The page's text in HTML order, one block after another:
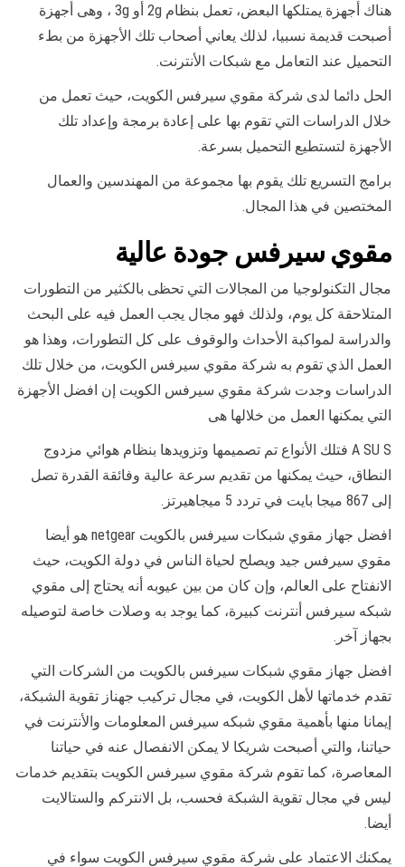
هناك أجهزة يمتلكها البعض، تعمل بنظام 2g أو 3g ، وهى أجهزة
أصبحت قديمة نسبيا، لذلك يعاني أصحاب تلك الأجهزة من بطء
التحميل عند التعامل مع شبكات الأنترنت.
الحل دائما لدى شركة مقوي سيرفس الكويت، حيث تعمل من
خلال الدراسات التي تقوم بها على إعادة برمجة وإعداد تلك
الأجهزة لتستطيع التحميل بسرعة.
برامج التسريع تلك يقوم بها مجموعة من المهندسين والعمال
المختصين في هذا المجال.
مقوي سيرفس جودة عالية
مجال التكنولوجيا من المجالات التي تحظى بالكثير من التطورات
المتلاحقة كل يوم، ولذلك فهو مجال يجب العمل فيه على البحث
والدراسة لمواكبة الأحداث والوقوف على كل التطورات، وهذا هو
العمل الذي تقوم به شركة مقوي سيرفس الكويت، من خلال تلك
الدراسات وجدت شركة مقوي سيرفس الكويت إن افضل الأجهزة
التي يمكنها العمل من خلالها هى
A SU S فتلك الأنواع تم تصميمها وتزويدها بنظام هوائي مزدوج
النطاق، حيث يمكنها من تقديم سرعة عالية وفائقة القدرة تصل
إلى 867 ميجا بايت في تردد 5 ميجاهيرتز.
افضل جهاز مقوي شبكات سيرفس بالكويت netgear هو أيضا
مقوي سيرفس جيد ويصلح لحياة الناس في دولة الكويت، حيث
الانفتاح على العالم، وإن كان من بين عيوبه أنه يحتاج إلى مقوي
شبكه سيرفس أنترنت كبيرة، كما يوجد به وصلات خاصة لتوصيله
بجهاز آخر.
افضل جهاز مقوي شبكات سيرفس بالكويت من الشركات التي
تقدم خدماتها لأهل الكويت، في مجال تركيب جهناز تقوية الشبكة،
إيمانا منها بأهمية مقوي شبكه سيرفس المعلومات والأنترنت في
حياتنا، والتي أصبحت شريكا لا يمكن الانفصال عنه في حياتنا
المعاصرة، كما تقوم شركة مقوي سيرفس الكويت بتقديم خدمات
ليس في مجال تقوية الشبكة فحسب، بل الانتركم والستالايت
أيضا.
يمكنك الاعتماد على شركة مقوي سيرفس الكويت سواء في